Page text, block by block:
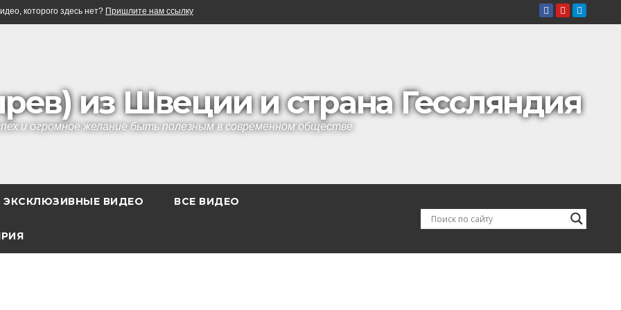
которого здесь нет? Пришлите нам ссылку
из Швеции и страна Гессляндия
и огромное желание быть полезным в современном обществе
ЭКСКЛЮЗИВНЫЕ ВИДЕО ВСЕ ВИДЕО